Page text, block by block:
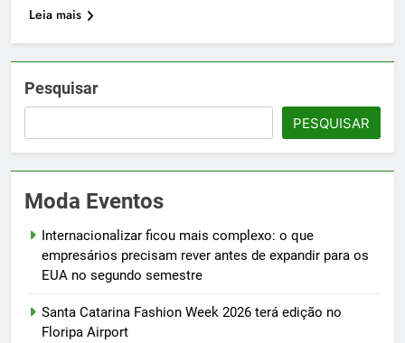
Leia mais
Pesquisar
PESQUISAR
Moda Eventos
Internacionalizar ficou mais complexo: o que
empresários precisam rever antes de expandir para os
EUA no segundo semestre
Santa Catarina Fashion Week 2026 terá edição no
Floripa Airport